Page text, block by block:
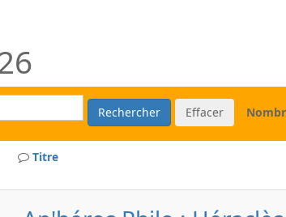
Rechercher Effacer
Titre